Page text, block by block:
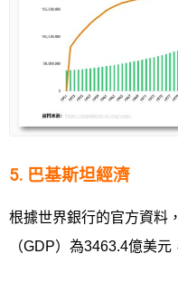
5. 巴基斯坦經濟
根據世界銀行的官方資料
（GDP）為3463.4億美